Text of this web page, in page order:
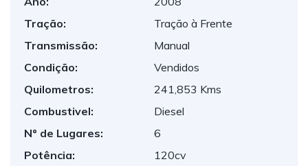
Tração:
Tração à Frente
Transmissão:
Manual
Condição:
Vendidos
Quilometros:
241,853 Kms
Combustivel:
Diesel
Nº de Lugares:
6
Potência:
120cv